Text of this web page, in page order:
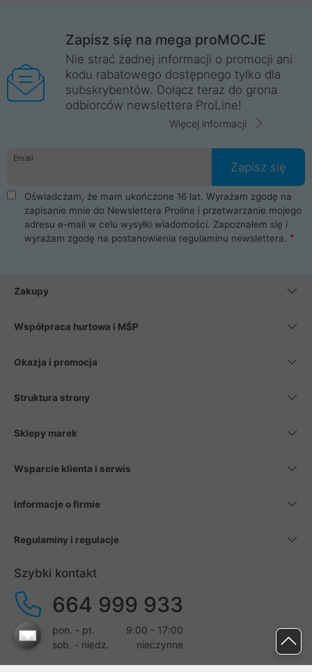
Zapisz się na mega proMOCJE
Nie strać żadnej informacji o promocji ani
kodu rabatowego dostępnego tylko dla
subskrybentów. Dołącz teraz do grona
odbiorców newslettera ProLine!
Więcej informacji
Email
Zapisz się
Oświadczam, że mam ukończone 16 lat. Wyrażam zgodę na
zapisanie mnie do Newslettera Proline i przetwarzanie mojego
adresu e-mail w celu wysyłki wiadomości. Zapoznałem się i
wyrażam zgodę na postanowienia regulaminu newslettera.
Zakupy
Współpraca hurtowa i MŚP
Okazja i promocja
Struktura strony
Sklepy marek
Wsparcie klienta i serwis
Informacje o firmie
Regulaminy i regulacje
Szybki kontakt
664 999 933
pon. - pt.
9:00 - 17:00
sob. - niedz.
nieczynne